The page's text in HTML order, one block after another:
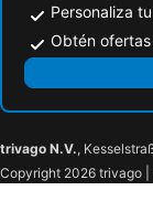
Personaliza
Obtén
trivago N.V.,
Copyright 2026 trivago |